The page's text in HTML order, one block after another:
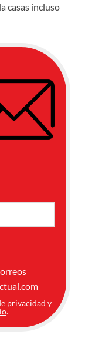
casas incluso
privacidad y
.